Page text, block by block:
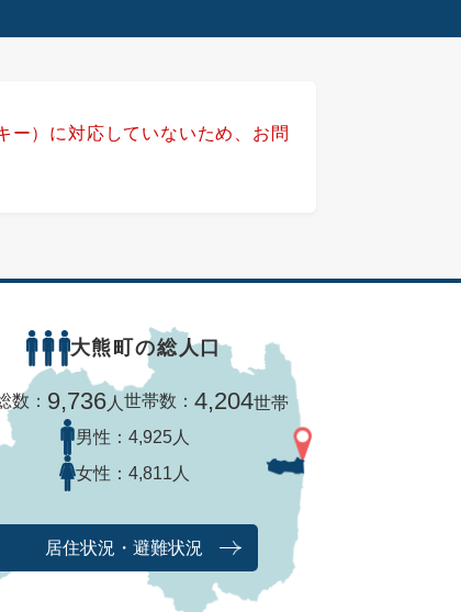
）に対応していないため、お問
大熊町の総人口
数： 9,736 人 世帯数： 4,204世帯
男性： 4,925人
女性： 4,811人
居住状況・避難状況